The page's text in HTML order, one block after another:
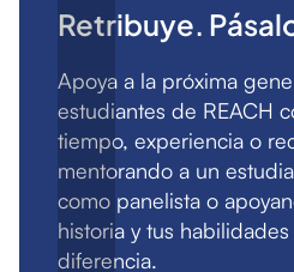
Retribuye.
Apoya a la próxima
estudiantes de REACH
tiempo, experiencia o
mentorando a un
como panelista o
historia y tus
diferencia.